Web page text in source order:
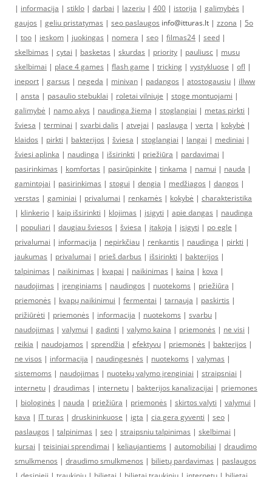
| informacija | stiklo | darbai | lazeriu | 400 | istorija | galimybės |
gaujos | geliu pristatymas | seo paslaugos info@itturas.lt | zzona | 5o
| too | ieskom | juokingas | nomera | seo | filmas24 | seed |
skelbimas | cytai | basketas | skurdas | priority | pauliusc | musu
skelbimai | place 4 games | flash game | tricking | vystykluose | ofl |
ineport | garsus | negeda | minivan | padangos | atostogausiu | illww
| ansta | pasaulio stebuklai | roletai vilniuje | stoge montuojami |
galimybė | namo akys | naudinga žiemą | stoglangiai | metas pirkti |
šviesa | terminai | svarbi dalis | atvejai | paslauga | verta | kokybė |
klaidos | pirkti | bakterijos | šviesa | stoglangiai | langai | mediniai |
šviesi aplinka | naudinga | išsirinkti | priežiūra | pardavimai |
pasirinkimas | komfortas | pasirūpinkite | tinkama | namui | nauda |
gamintojai | pasirinkimas | stogui | dengia | medžiagos | dangos |
verstas | gaminiai | privalumai | renkamės | kokybė | charakteristika
| klinkerio | kaip išsirinkti | klojimas | įsigyti | apie dangas | naudinga
| populiari | daugiau šviesos | šviesa | įtakoja | įsigyti | po egle |
privalumai | informacija | nepirkčiau | renkantis | naudinga | pirkti |
jaukumas | privalumai | prieš darbus | išsirinkti | bakterijos |
talpinimas | naikinimas | kvapai | naikinimas | kaina | kova |
naudojimas | įrenginiams | naudingos | nuotekoms | priežiūra |
priemonės | kvapų naikinimui | fermentai | tarnauja | paskirtis |
prižiūrėti | priemonės | informacija | nuotekoms | svarbu |
naudojimas | valymui | gadinti | valymo kaina | priemonės | ne visi |
reikia | naudojamos | sprendžia | efektyvu | priemonės | bakterijos |
ne visos | informacija | naudingesnės | nuotekoms | valymas |
sistemoms | naudojimas | nuotekų valymo įrenginiai | straipsniai |
internetu | draudimas | internetu | bakterijos kanalizacijai | priemones
| biologinės | nauda | priežiūra | priemonės | skirtos valyti | valymui |
kava | IT turas | druskininkuose | igta | cia gera gyventi | seo |
paslaugos | talpinimas | seo | straipsniu talpinimas | skelbimai |
kursai | teisiniai sprendimai | keliaujantiems | automobiliai | draudimo
smulkmenos | draudimo smulkmenos | bilietų pardavimas | paslaugos